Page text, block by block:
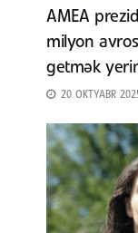
AMEA
milyon
getmək
20 OKTYABR